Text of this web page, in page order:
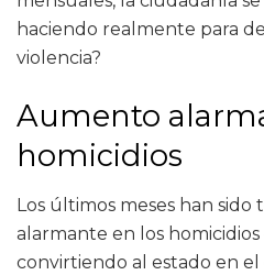
haciendo realmente para
violencia?
Aumento
homicidios
Los últimos meses han
alarmante en los
convirtiendo al estado en